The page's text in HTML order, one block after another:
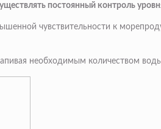
постоянный контроль
чувствительности к
необходимым количеством